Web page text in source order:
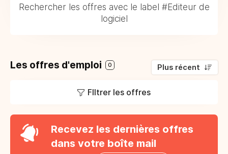
Rechercher les offres avec le label #Editeur de
logiciel
Les offres d'emploi 0 Plus récent
FIltrer les offres
Recevez les dernières offres
dans votre boîte mail